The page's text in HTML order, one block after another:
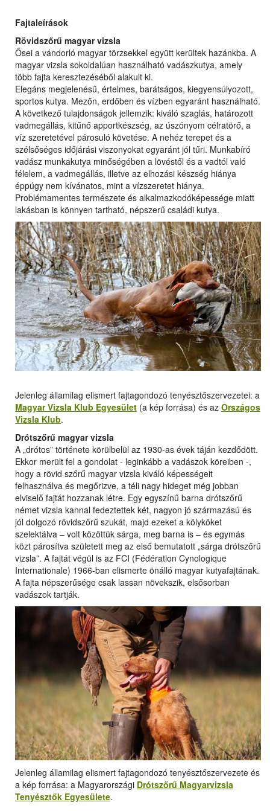
Fajtaleírások
Rövidszőrű magyar vizsla
Ősei a vándorló magyar törzsekkel együtt kerültek hazánkba. A
magyar vizsla sokoldalúan használható vadászkutya, amely
több fajta keresztezéséből alakult ki.
Elegáns megjelenésű, értelmes, barátságos, kiegyensúlyozott,
sportos kutya. Mezőn, erdőben és vízben egyaránt használható.
A következő tulajdonságok jellemzik: kiváló szaglás, határozott
vadmegállás, kitűnő apportkészség, az úszónyom célratörő, a
víz szeretetével párosuló követése. A nehéz terepet és a
szélsőséges időjárási viszonyokat egyaránt jól tűri. Munkabíró
vadász munkakutya minőségében a lövéstől és a vadtól való
félelem, a vadmegállás, illetve az elhozási készség hiánya
éppúgy nem kívánatos, mint a vízszeretet hiánya.
Problémamentes természete és alkalmazkodóképessége miatt
lakásban is könnyen tartható, népszerű családi kutya.
Jelenleg államilag elismert fajtagondozó tenyésztőszervezetei: a
Magyar Vizsla Klub Egyesület (a kép forrása) és az Országos
Vizsla Klub.
Drótszőrű magyar vizsla
A „drótos” története körülbelül az 1930-as évek táján kezdődött.
Ekkor merült fel a gondolat - leginkább a vadászok köreiben -,
hogy a rövid szőrű magyar vizsla kiváló képességeit
felhasználva és megőrizve, a téli nagy hideget még jobban
elviselő fajtát hozzanak létre. Egy egyszínű barna drótszőrű
német vizsla kannal fedeztettek két, nagyon jó származású és
jól dolgozó rövidszőrű szukát, majd ezeket a kölyköket
szelektálva – volt közöttük sárga, meg barna is – és egymás
közt párosítva született meg az első bemutatott „sárga drótszőrű
vizsla”. A fajtát végül is az FCI (Fédération Cynologique
Internationale) 1966-ban elismerte önálló magyar kutyafajtának.
A fajta népszerűsége csak lassan növekszik, elsősorban
vadászok tartják.
Jelenleg államilag elismert fajtagondozó tenyésztőszervezete és
a kép forrása: a Magyarországi Drótszőrű Magyarvizsla
Tenyésztők Egyesülete.